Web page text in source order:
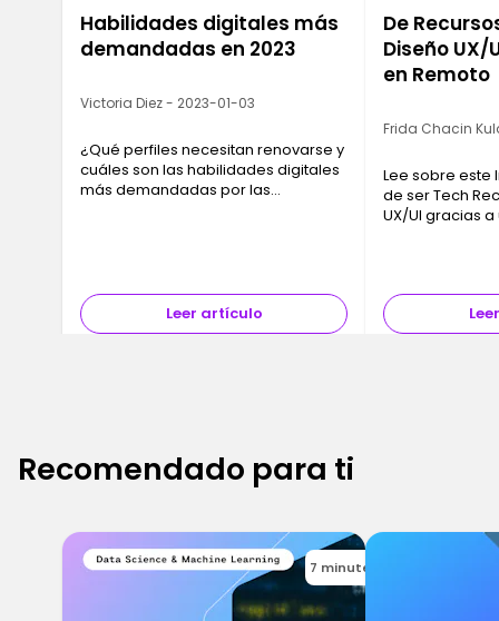
Habilidades digitales más
demandadas en 2023
Victoria Diez - 2023-01-03
¿Qué perfiles necesitan renovarse y
cuáles son las habilidades digitales
más demandadas por las
Leer artículo
De
Diseño UX/
en Remoto
Frida Chacin
Lee sobre este
de ser Tech
UX/UI gracias
Recomendado para ti
7 minutes